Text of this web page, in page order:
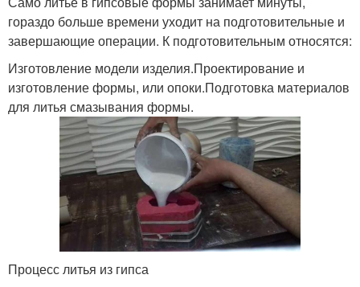
гораздо больше времени уходит на подготовительные и
завершающие операции. К подготовительным относятся:
Изготовление модели изделия.Проектирование и
изготовление формы, или опоки.Подготовка материалов
для литья смазывания формы.
Процесс литья из гипса